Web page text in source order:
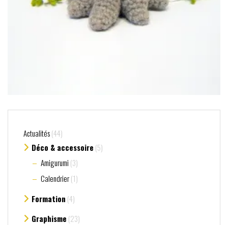
Actualités(44)
Déco & accessoire (5)
Amigurumi (3)
Calendrier(1)
Formation (4)
Graphisme (23)